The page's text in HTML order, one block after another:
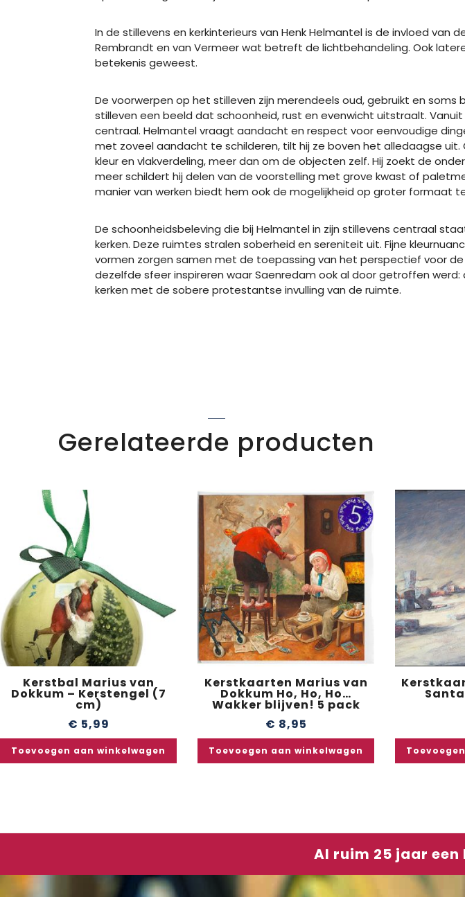
In de stillevens en kerkinterieurs van Henk Helmantel is de invloed
Rembrandt en van Vermeer wat betreft de lichtbehandeling. Ook
betekenis geweest.
De voorwerpen op het stilleven zijn merendeels oud, gebruikt en
stilleven een beeld dat schoonheid, rust en evenwicht uitstraalt.
centraal. Helmantel vraagt aandacht en respect voor eenvoudige
met zoveel aandacht te schilderen, tilt hij ze boven het alledaagse
kleur en vlakverdeling, meer dan om de objecten zelf. Hij zoekt de
meer schildert hij delen van de voorstelling met grove kwast of
manier van werken biedt hem ook de mogelijkheid op groter formaat
De schoonheidsbeleving die bij Helmantel in zijn stillevens centraal
kerken. Deze ruimtes stralen soberheid en sereniteit uit. Fijne
vormen zorgen samen met de toepassing van het perspectief voor
dezelfde sfeer inspireren waar Saenredam ook al door getroffen
kerken met de sobere protestantse invulling van de ruimte.
Gerelateerde producten
Kerstbal Marius van
Dokkum – Kerstengel (7
cm)
€ 5,99
Toevoegen aan winkelwagen
Kerstkaarten Marius van
Dokkum Ho, Ho, Ho…
Wakker blijven! 5 pack
€ 8,95
Toevoegen aan winkelwagen
Al ruim 25 jaar